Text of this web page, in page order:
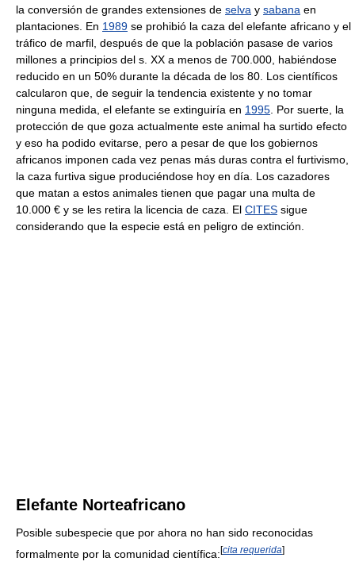
la conversión de grandes extensiones de selva y sabana en
plantaciones. En 1989 se prohibió la caza del elefante africano y el
tráfico de marfil, después de que la población pasase de varios
millones a principios del s. XX a menos de 700.000, habiéndose
reducido en un 50% durante la década de los 80. Los científicos
calcularon que, de seguir la tendencia existente y no tomar
ninguna medida, el elefante se extinguiría en 1995 . Por suerte, la
protección de que goza actualmente este animal ha surtido efecto
y eso ha podido evitarse, pero a pesar de que los gobiernos
africanos imponen cada vez penas más duras contra el furtivismo,
la caza furtiva sigue produciéndose hoy en día. Los cazadores
que matan a estos animales tienen que pagar una multa de
10.000 € y se les retira la licencia de caza. El CITES sigue
considerando que la especie está en peligro de extinción.
Elefante Norteafricano
Posible subespecie que por ahora no han sido reconocidas
formalmente por la comunidad científica:[cita requerida]